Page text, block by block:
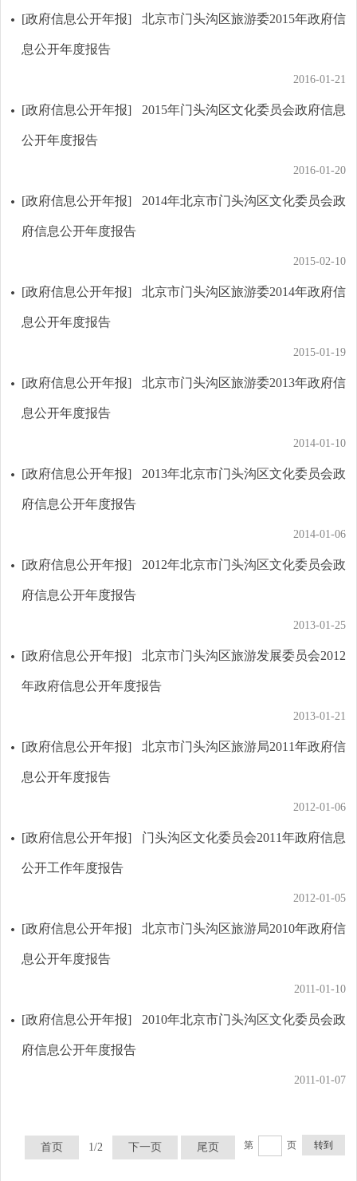
[政府信息公开年报] 北京市门头沟区旅游委2015年政府信
息公开年度报告
2016-01-21
[政府信息公开年报] 2015年门头沟区文化委员会政府信息
公开年度报告
2016-01-20
[政府信息公开年报] 2014年北京市门头沟区文化委员会政
府信息公开年度报告
2015-02-10
[政府信息公开年报] 北京市门头沟区旅游委2014年政府信
息公开年度报告
2015-01-19
[政府信息公开年报] 北京市门头沟区旅游委2013年政府信
息公开年度报告
2014-01-10
[政府信息公开年报] 2013年北京市门头沟区文化委员会政
府信息公开年度报告
2014-01-06
[政府信息公开年报] 2012年北京市门头沟区文化委员会政
府信息公开年度报告
2013-01-25
[政府信息公开年报] 北京市门头沟区旅游发展委员会2012
年政府信息公开年度报告
2013-01-21
[政府信息公开年报] 北京市门头沟区旅游局2011年政府信
息公开年度报告
2012-01-06
[政府信息公开年报] 门头沟区文化委员会2011年政府信息
公开工作年度报告
2012-01-05
[政府信息公开年报] 北京市门头沟区旅游局2010年政府信
息公开年度报告
2011-01-10
[政府信息公开年报] 2010年北京市门头沟区文化委员会政
府信息公开年度报告
2011-01-07
首页 1/2 下一页 尾页 第 页 转到